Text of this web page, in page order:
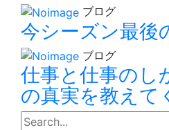
ブログ
今シーズン最後
ブログ
仕事と仕事のし
の真実を教えて
search